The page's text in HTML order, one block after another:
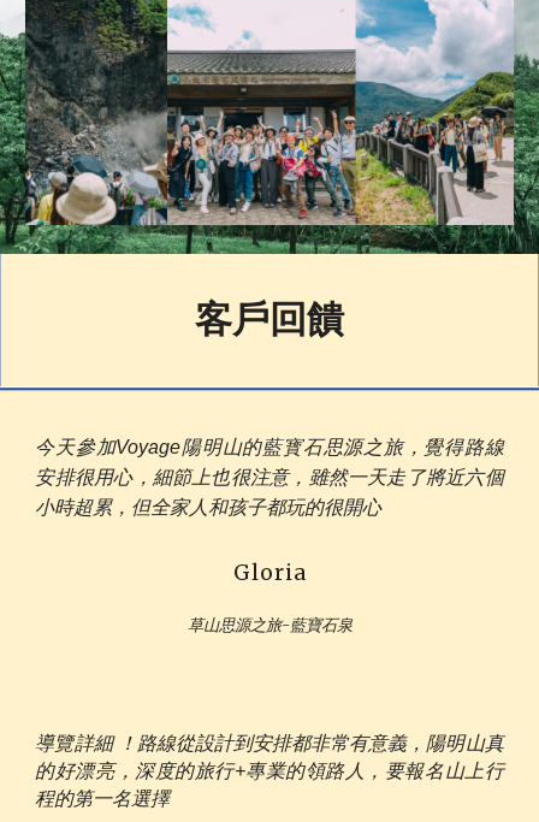
客戶回饋
今天參加Voyage陽明山的藍寳石思源之旅，覺得路線
安排很用心，細節上也很注意，雖然一天走了將近六個
小時超累，但全家人和孩子都玩的很開心
Gloria
草山思源之旅-藍寶石泉
導覽詳細 ！路線從設計到安排都非常有意義，陽明山真
的好漂亮，深度的旅行+專業的領路人，要報名山上行
程的第一名選擇